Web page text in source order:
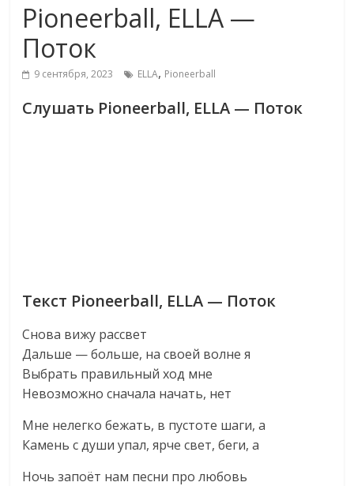
Pioneerball, ELLA —
Поток
9 сентября, 2023 ELLA, Pioneerball
Слушать Pioneerball, ELLA — Поток
Текст Pioneerball, ELLA — Поток
Снова вижу рассвет
Дальше — больше, на своей волне я
Выбрать правильный ход мне
Невозможно сначала начать, нет
Мне нелегко бежать, в пустоте шаги, а
Камень с души упал, ярче свет, беги, а
Ночь запоёт нам песни про любовь